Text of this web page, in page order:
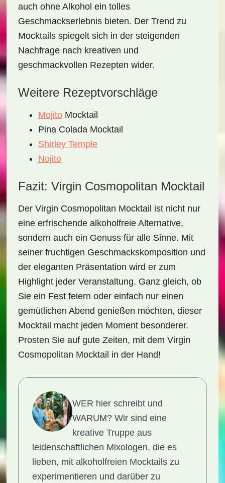
auch ohne Alkohol ein tolles
Geschmackserlebnis bieten. Der Trend zu
Mocktails spiegelt sich in der steigenden
Nachfrage nach kreativen und
geschmackvollen Rezepten wider.
Weitere Rezeptvorschläge
MojitoMocktail
Pina Colada Mocktail
Shirley Temple
Nojito
Fazit: Virgin Cosmopolitan Mocktail
Der Virgin Cosmopolitan Mocktail ist nicht nur
eine erfrischende alkoholfreie Alternative,
sondern auch ein Genuss für alle Sinne. Mit
seiner fruchtigen Geschmackskomposition und
der eleganten Präsentation wird er zum
Highlight jeder Veranstaltung. Ganz gleich, ob
Sie ein Fest feiern oder einfach nur einen
gemütlichen Abend genießen möchten, dieser
Mocktail macht jeden Moment besonderer.
Prosten Sie auf gute Zeiten, mit dem Virgin
Cosmopolitan Mocktail in der Hand!
WER hier schreibt und
WARUM?Wir sind eine
kreative Truppe aus
leidenschaftlichen Mixologen, die es
lieben, mit alkoholfreien Mocktails zu
experimentieren und darüber zu